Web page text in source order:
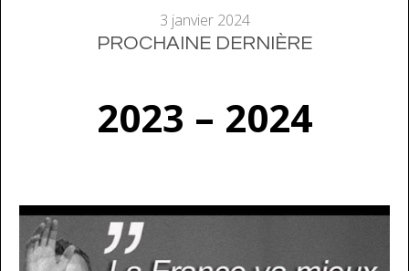
3 janvier 2024
PROCHAINE DERNIÈRE
2023 – 2024